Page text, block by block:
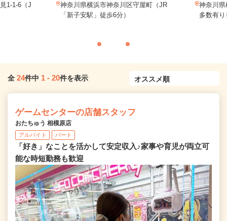
1-1-6（J
神奈川県横浜市神奈川区守屋町（JR
「新子安駅」徒歩6分）
神奈川
多数有
全 24件中 1 - 20件を表示
ゲームセンターの店舗スタッフ
おたちゅう 相模原店
アルバイト パート
「好き」なことを活かして安定収入♪家事や育児が両立可
能な時短勤務も歓迎